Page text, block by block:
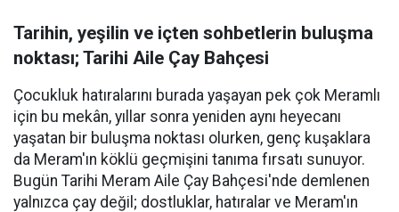
Tarihin, yeşilin ve içten sohbetlerin buluşma
noktası; Tarihi Aile Çay Bahçesi
Çocukluk hatıralarını burada yaşayan pek çok Meramlı
için bu mekân, yıllar sonra yeniden aynı heyecanı
yaşatan bir buluşma noktası olurken, genç kuşaklara
da Meram'ın köklü geçmişini tanıma fırsatı sunuyor.
Bugün Tarihi Meram Aile Çay Bahçesi'nde demlenen
yalnızca çay değil; dostluklar, hatıralar ve Meram'ın